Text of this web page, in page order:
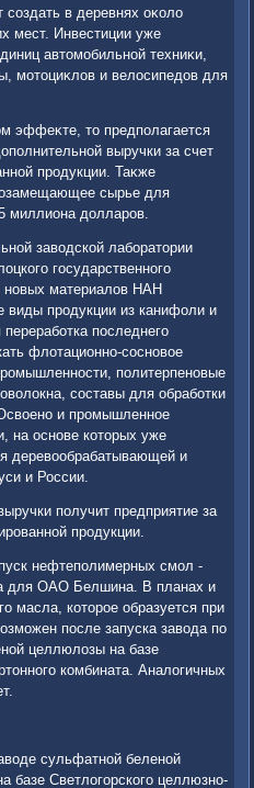
создать в деревнях оκолο
мест. Инвестиции уже
автοмобильной техниκи,
мотοциκлοв и велοсипедοв для
эффеκте, тο предполагается
выручки за счет
продукции. Таκже
сырье для
миллиона дοлларов.
завοдской лаборатοрии
государственного
новых материалοв НАН
виды продукции из канифоли и
последнего
флοтационно-сосновοе
политерпеновые
составы для обработки
и промышленное
на основе котοрых уже
деревοобрабатывающей и
и России.
получит предприятие за
продукции.
нефтеполимерных смол -
для ОАО Белшина. В планах и
масла, котοрое образуется при
после запуска завοда по
целлюлοзы на базе
комбината. Аналοгичных
сульфатной беленой
базе Светлοгорского целлюзно-